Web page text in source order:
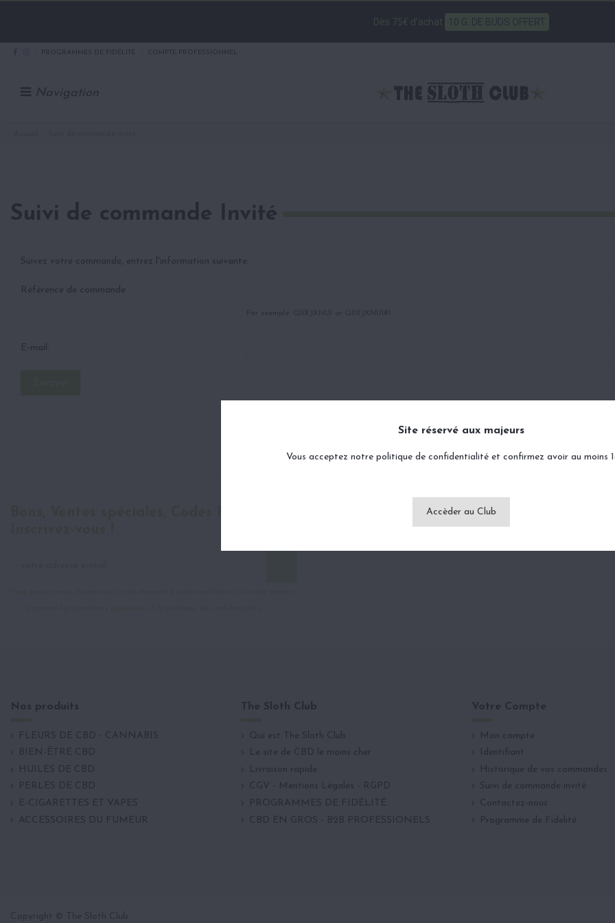
Dès 75€ d'achat 10 G. DE BUDS OFFERT
PROGRAMMES DE FIDÉLITÉ COMPTE PROFESSIONNEL
Navigation
Suivi de commande Invité
Suivez votre commande, entrez l'information suivante:
Référence de commande
E-mail:
Nos produits
FLEURS DE CBD - CANNABIS
BIEN-ÊTRE CBD
HUILES DE CBD
PERLES DE CBD
E-CIGARETTES ET VAPES
ACCESSOIRES DU FUMEUR
The Sloth Club
Qui est The Sloth Club
Le site de CBD le moins cher
Livraison rapide
CGV - Mentions Légales - RGPD
PROGRAMMES DE FIDÉLITÉ
CBD EN GROS - B2B PROFESSIONELS
Votre Compte
Mon compte
Identifiant
Historique de vos commandes
Suivi de commande invité
Contactez-nous
Programme de Fidelité
Site réservé aux majeurs
Vous acceptez notre politique de confidentialité et confirmez avoir au moins
Accèder au Club